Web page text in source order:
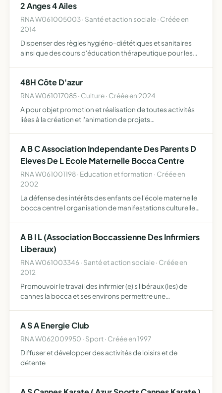
d'évènements ,…
2 Anges 4 Ailes
RNA W061005003 · Santé et action sociale · Créée en
2014
Dispenser des règles hygiéno-diététiques et sanitaires
ainsi que des cours d'éducation thérapeutique pour les
48H Côte D'azur
RNA W061017085 · Culture · Créée en 2024
A pour objet promotion et réalisation de toutes activités
liées à la création et l'animation de projets
création cul…
A B C Association Independante Des Parents D
Eleves De L Ecole Maternelle Bocca Centre
RNA W061001198 · Education et formation · Créée en
2002
La défense des intérêts des enfants de l'école maternelle
bocca centre l organisation de manifestations culturelles
A B I L (Association Boccassienne Des Infirmiers
Liberaux)
RNA W061003346 · Santé et action sociale · Créée en
2012
Promouvoir le travail des infirmier (e) s libéraux (les) de
cannes la bocca et ses environs permettre une
le…
A S A Energie Club
RNA W062009950 · Sport · Créée en 1997
Diffuser et développer des activités de loisirs et de
détente